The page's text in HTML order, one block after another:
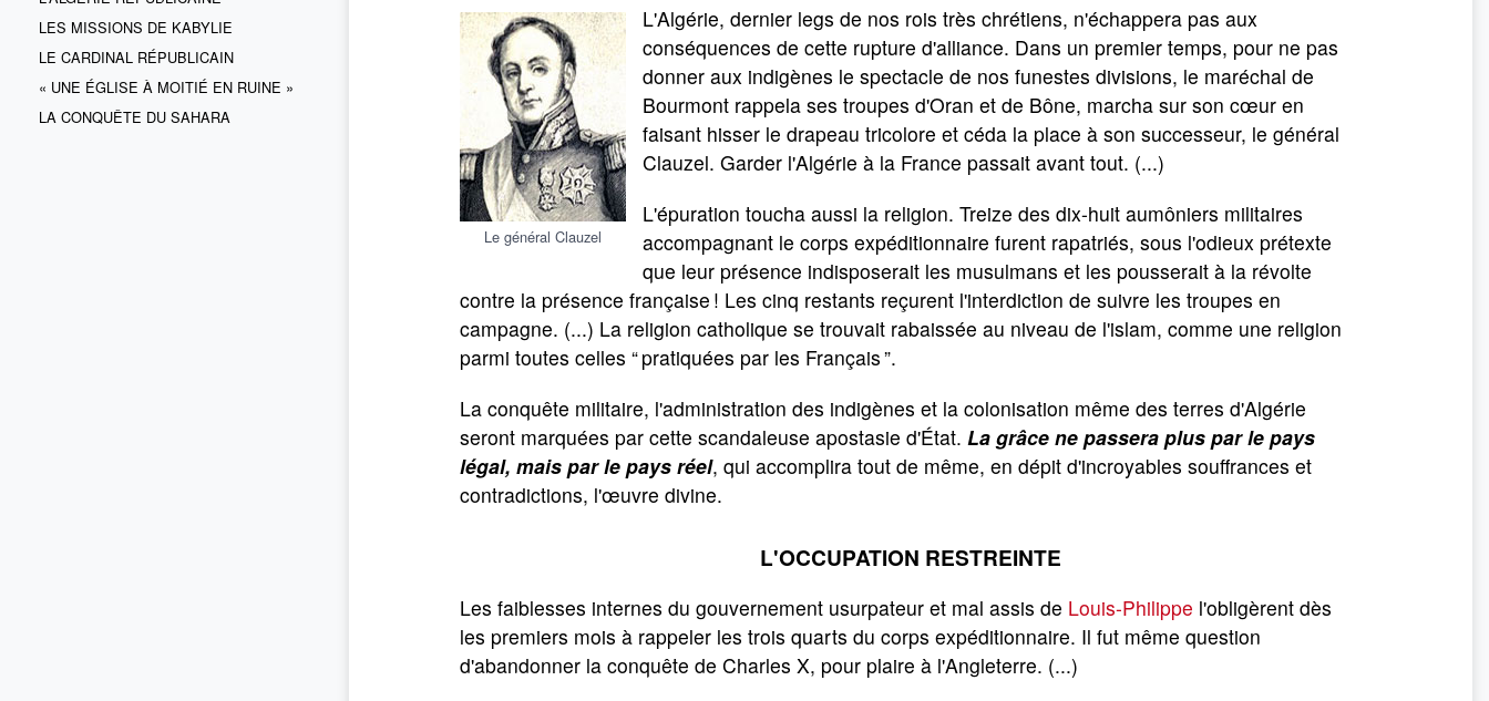
LES MISSIONS DE KABYLIE
LE CARDINAL RÉPUBLICAIN
« UNE ÉGLISE À MOITIÉ EN RUINE »
LA CONQUÊTE DU SAHARA
Le général Clauzel
L'Algérie, dernier legs de nos rois très chrétiens, n'échappera pas aux
conséquences de cette rupture d'alliance. Dans un premier temps, pour ne pas
donner aux indigènes le spectacle de nos funestes divisions, le maréchal de
Bourmont rappela ses troupes d'Oran et de Bône, marcha sur son cœur en
faisant hisser le drapeau tricolore et céda la place à son successeur, le général
Clauzel. Garder l'Algérie à la France passait avant tout. (...)
L'épuration toucha aussi la religion. Treize des dix-huit aumôniers militaires
accompagnant le corps expéditionnaire furent rapatriés, sous l'odieux prétexte
que leur présence indisposerait les musulmans et les pousserait à la révolte
contre la présence française ! Les cinq restants reçurent l'interdiction de suivre les troupes en
campagne. (...) La religion catholique se trouvait rabaissée au niveau de l'islam, comme une religion
parmi toutes celles “ pratiquées par les Français ”.
La conquête militaire, l'administration des indigènes et la colonisation même des terres d'Algérie
seront marquées par cette scandaleuse apostasie d'État. La grâce ne passera plus par le pays
légal, mais par le pays réel, qui accomplira tout de même, en dépit d'incroyables souffrances et
contradictions, l'œuvre divine.
L'OCCUPATION RESTREINTE
Les faiblesses internes du gouvernement usurpateur et mal assis de Louis-Philippe l'obligèrent dès
les premiers mois à rappeler les trois quarts du corps expéditionnaire. Il fut même question
d'abandonner la conquête de Charles X, pour plaire à l'Angleterre. (...)